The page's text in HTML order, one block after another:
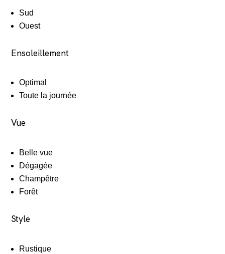
Sud
Ouest
Ensoleillement
Optimal
Toute la journée
Vue
Belle vue
Dégagée
Champêtre
Forêt
Style
Rustique